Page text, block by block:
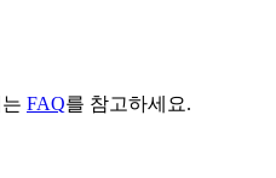
FAQ를 참고하세요.